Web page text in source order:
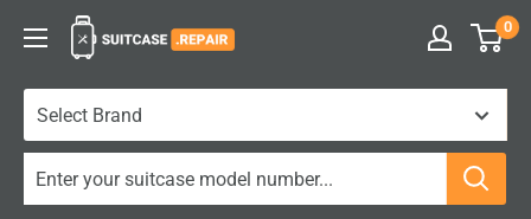
inhoud
Suitcase.Repair 0